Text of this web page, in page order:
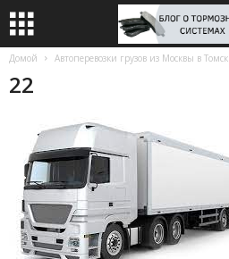
Домой Автоперевозки грузов из Москвы в Томск
22